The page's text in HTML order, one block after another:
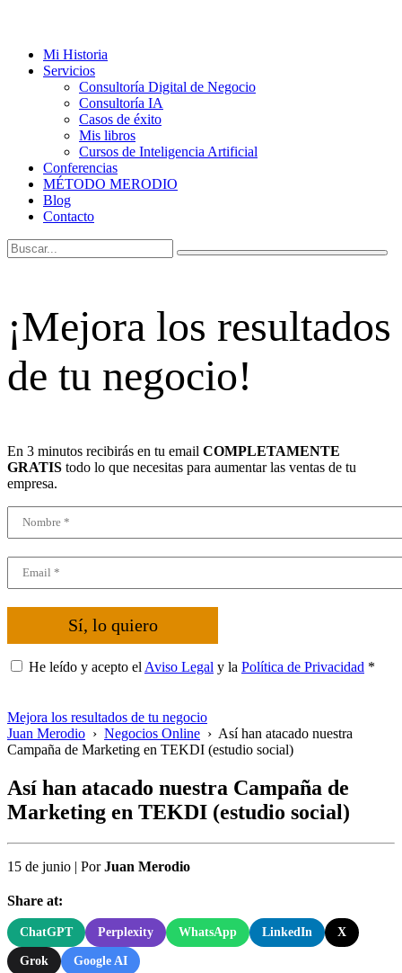
Mi Historia
Servicios
Consultoría Digital de Negocio
Consultoría IA
Casos de éxito
Mis libros
Cursos de Inteligencia Artificial
Conferencias
MÉTODO MERODIO
Blog
Contacto
¡Mejora los resultados
de tu negocio!
En 3 minutos recibirás en tu email COMPLETAMENTE
GRATIS todo lo que necesitas para aumentar las ventas de tu
empresa.
Sí, lo quiero
He leído y acepto el Aviso Legal y la Política de Privacidad *
Mejora los resultados de tu negocio
Juan Merodio › Negocios Online › Así han atacado nuestra
Campaña de Marketing en TEKDI (estudio social)
Así han atacado nuestra Campaña de
Marketing en TEKDI (estudio social)
15 de junio | PorJuan Merodio
Share at:
ChatGPT Perplexity WhatsApp LinkedIn X
Grok Google AI